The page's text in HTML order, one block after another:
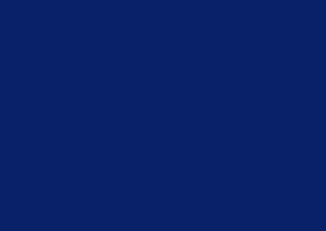
dine spørgsmål på tlf 4636 1666,
eller besøge butikken i Roskilde
står klar ved både telefon, email og i
kan finde på webshoppen, håber vi du
paint kalkmaling, køber du dansk.
fås i et vælg af smukke,
både neutrale grå, og dybe, smukke
Det har gjort Jeanne d’Arc Vintage
overalt i Danmark.